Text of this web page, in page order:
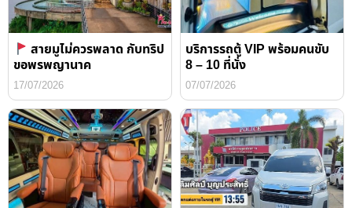
สายมูไม่ควรพลาด กับทริป
ขอพรพญานาค
17/07/2026
บริการรถตู้ VIP พร้อมคนขับ
8 – 10 ที่นั่ง
07/07/2026